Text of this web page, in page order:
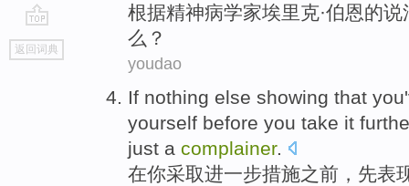
go
top
返回词典
根据精神病学家埃里克·伯恩的说
么 ？
youdao
If nothing else showing that you
yourself before you take it
just a complainer.
在你采取进一步措施之前 ，先表